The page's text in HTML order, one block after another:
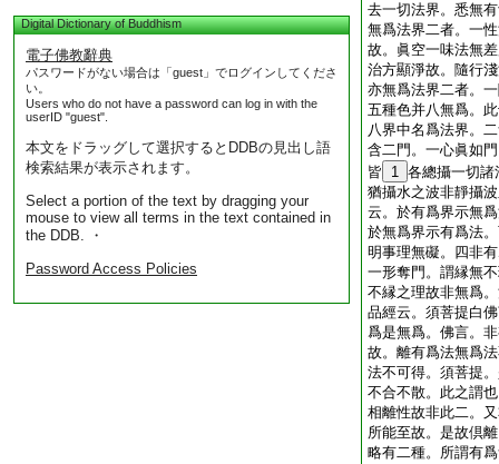
Digital Dictionary of Buddhism
電子佛教辭典
パスワードがない場合は「guest」でログインしてくださ
い。
Users who do not have a password can log in with the
userID "guest".
本文をドラッグして選択するとDDBの見出し語
検索結果が表示されます。
Select a portion of the text by dragging your
mouse to view all terms in the text contained in
the DDB. ・
Password Access Policies
去一切法界。悉無
無爲法界二者。一
故。眞空一味法無
治方顯淨故。隨行
亦無爲法界二者。
五種色并八無爲。
八界中名爲法界。
含二門。一心眞如
皆
1 各總攝一切諸
猶攝水之波非靜攝
云。於有爲界示無
於無爲界示有爲法
明事理無礙。四非
一形奪門。謂縁無
不縁之理故非無爲
品經云。須菩提白
爲是無爲。佛言。
故。離有爲法無爲
法不可得。須菩提
不合不散。此之謂
相離性故非此二。
所能至故。是故倶
略有二種。所謂有